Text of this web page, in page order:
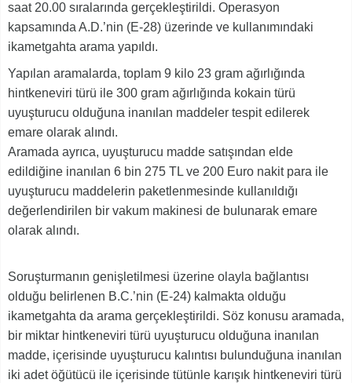
saat 20.00 sıralarında gerçekleştirildi. Operasyon
kapsamında A.D.’nin (E-28) üzerinde ve kullanımındaki
ikametgahta arama yapıldı.
Yapılan aramalarda, toplam 9 kilo 23 gram ağırlığında
hintkeneviri türü ile 300 gram ağırlığında kokain türü
uyuşturucu olduğuna inanılan maddeler tespit edilerek
emare olarak alındı.
Aramada ayrıca, uyuşturucu madde satışından elde
edildiğine inanılan 6 bin 275 TL ve 200 Euro nakit para ile
uyuşturucu maddelerin paketlenmesinde kullanıldığı
değerlendirilen bir vakum makinesi de bulunarak emare
olarak alındı.
Soruşturmanın genişletilmesi üzerine olayla bağlantısı
olduğu belirlenen B.C.’nin (E-24) kalmakta olduğu
ikametgahta da arama gerçekleştirildi. Söz konusu aramada,
bir miktar hintkeneviri türü uyuşturucu olduğuna inanılan
madde, içerisinde uyuşturucu kalıntısı bulunduğuna inanılan
iki adet öğütücü ile içerisinde tütünle karışık hintkeneviri türü